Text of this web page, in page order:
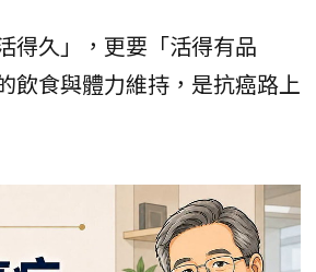
得久」，更要「活得有品
飲食與體力維持，是抗癌路上